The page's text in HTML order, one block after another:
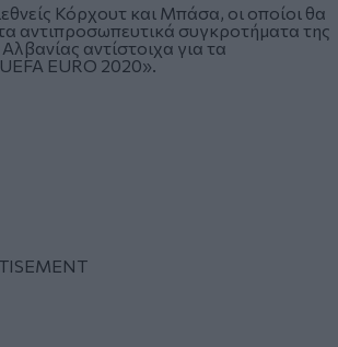
Κόρχουτ και Μπάσα, οι οποίοι θα
αντιπροσωπευτικά συγκροτήματα της
αντίστοιχα για τα
EURO 2020».